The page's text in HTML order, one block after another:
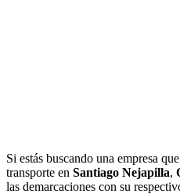
Si estás buscando una empresa
transporte en Santiago Nejapilla,
las demarcaciones con su